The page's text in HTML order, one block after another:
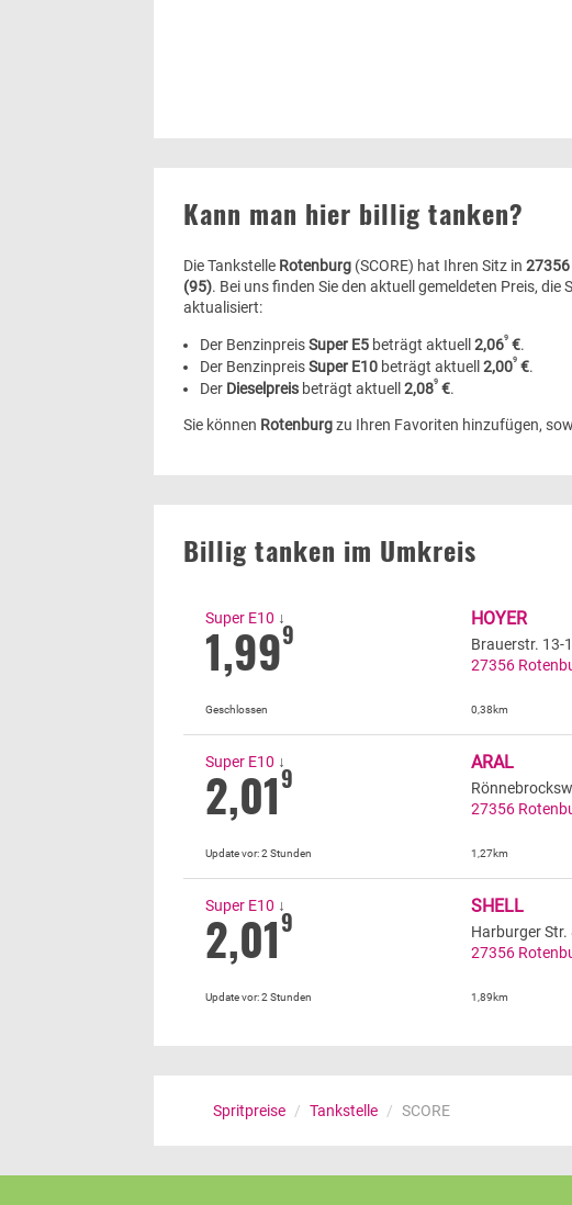
Kann man hier billig tanken?
Die Tankstelle Rotenburg (SCORE) hat Ihren Sitz in
(95). Bei uns finden Sie den aktuell gemeldeten Preis, die
aktualisiert:
Der BenzinpreisSuper E5 beträgt aktuell 2,069 €.
Der BenzinpreisSuper E10 beträgt aktuell 2,009 €.
Der Dieselpreis beträgt aktuell 2,089 €.
Sie können Rotenburgzu Ihren Favoriten hinzufügen,
Billig tanken im Umkreis
Super E10 ↓
1,999 HOYER
Brauerstr. 13-
27356
Geschlossen 0,38km
Super E10 ↓
2,019 ARAL
27356
Update vor:2 Stunden 1,27km
Super E10 ↓
2,019 SHELL
Harburger Str.
27356
Update vor:2 Stunden 1,89km
Spritpreise / Tankstelle / SCORE